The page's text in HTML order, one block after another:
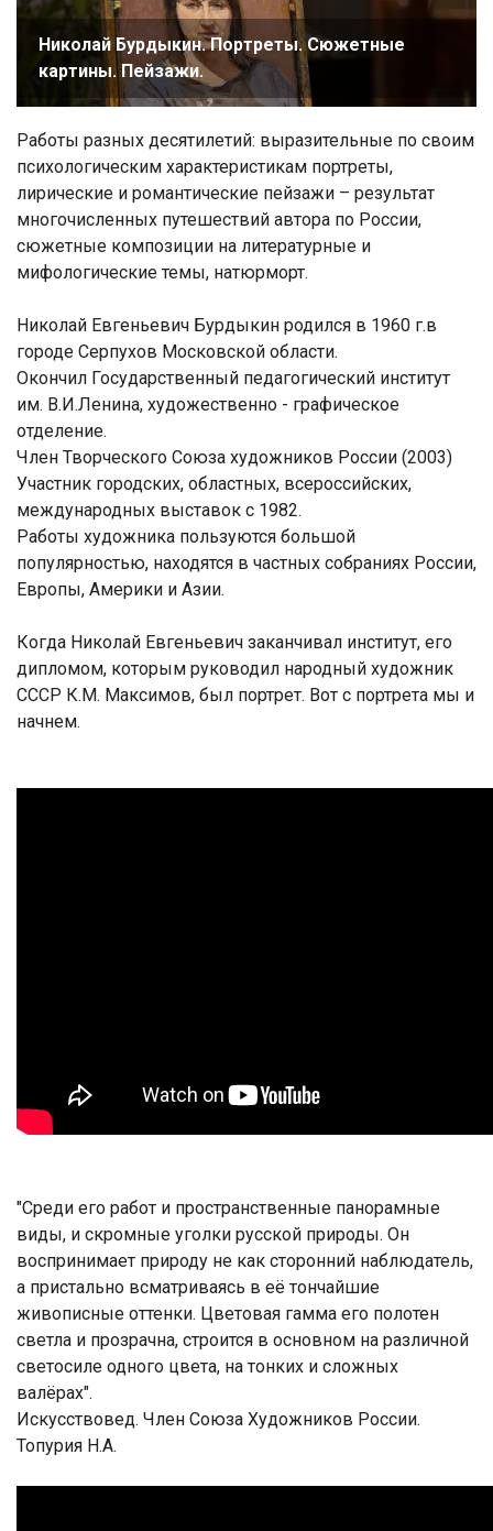
Николай Бурдыкин. Портреты. Сюжетные
картины. Пейзажи.
Работы разных десятилетий: выразительные по своим
психологическим характеристикам портреты,
лирические и романтические пейзажи – результат
многочисленных путешествий автора по России,
сюжетные композиции на литературные и
мифологические темы, натюрморт.
Николай Евгеньевич Бурдыкин родился в 1960 г.в
городе Серпухов Московской области.
Окончил Государственный педагогический институт
им. В.И.Ленина, художественно - графическое
отделение.
Член Творческого Союза художников России (2003)
Участник городских, областных, всероссийских,
международных выставок с 1982.
Работы художника пользуются большой
популярностью, находятся в частных собраниях России,
Европы, Америки и Азии.
Когда Николай Евгеньевич заканчивал институт, его
дипломом, которым руководил народный художник
СССР К.М. Максимов, был портрет. Вот с портрета мы и
начнем.
"Среди его работ и пространственные панорамные
виды, и скромные уголки русской природы. Он
воспринимает природу не как сторонний наблюдатель,
а пристально всматриваясь в её тончайшие
живописные оттенки. Цветовая гамма его полотен
светла и прозрачна, строится в основном на различной
светосиле одного цвета, на тонких и сложных
валёрах".
Искусствовед. Член Союза Художников России.
Топурия Н.А.